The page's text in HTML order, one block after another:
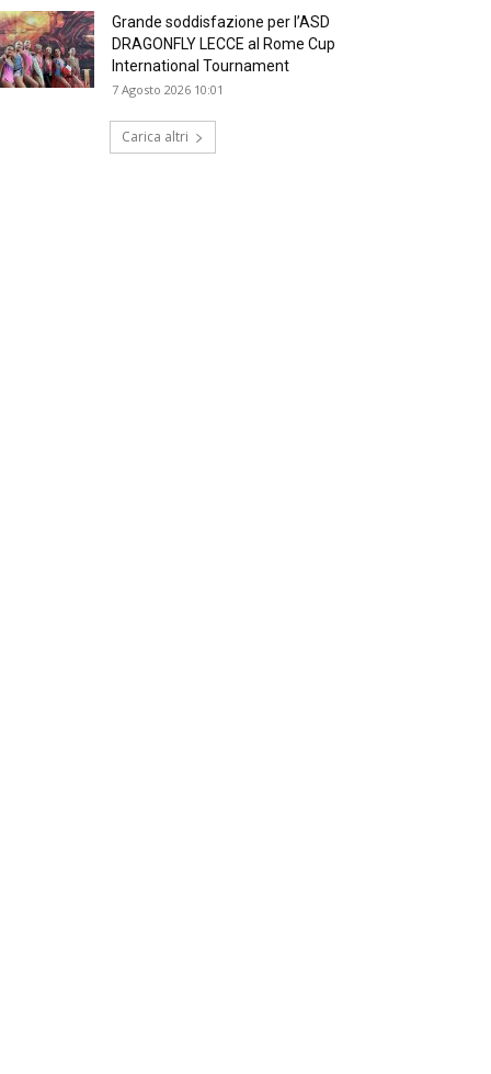
Grande soddisfazione per l’ASD
DRAGONFLY LECCE al Rome Cup
International Tournament
7 Agosto 2026 10:01
Carica altri